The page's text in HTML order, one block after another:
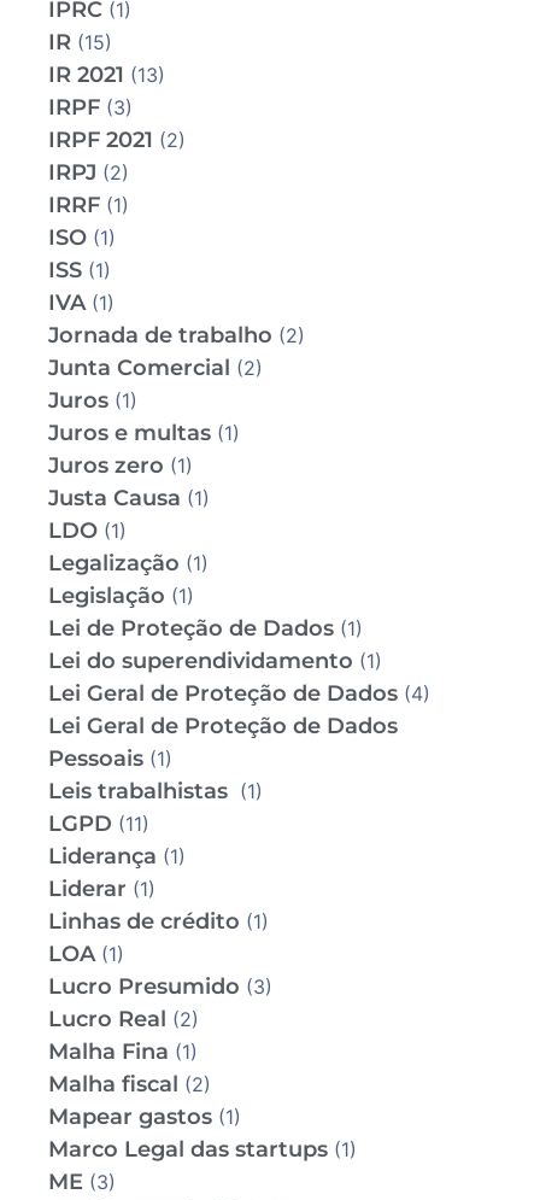
IPRC (1)
IR (15)
IR 2021 (13)
IRPF (3)
IRPF 2021 (2)
IRPJ (2)
IRRF (1)
ISO (1)
ISS (1)
IVA(1)
Jornada de trabalho (2)
Junta Comercial (2)
Juros (1)
Juros e multas (1)
Juros zero (1)
Justa Causa (1)
LDO (1)
Legalização (1)
Legislação (1)
Lei de Proteção de Dados (1)
Lei do superendividamento (1)
Lei Geral de Proteção de Dados (4)
Lei Geral de Proteção de Dados
Pessoais (1)
Leis trabalhistas (1)
LGPD (11)
Liderança (1)
Liderar (1)
Linhas de crédito (1)
LOA(1)
Lucro Presumido (3)
Lucro Real (2)
Malha Fina (1)
Malha fiscal (2)
Mapear gastos (1)
Marco Legal das startups (1)
ME (3)